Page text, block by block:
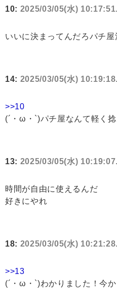
10: 2025/03/05(水)
いいに決まってんだろパチ屋
14: 2025/03/05(水)
>>10
(´・ω・`)パチ屋なんて軽く
13: 2025/03/05(水)
時間が自由に使えるんだ
好きにやれ
18: 2025/03/05(水)
>>13
(´・ω・`)わかりました！今